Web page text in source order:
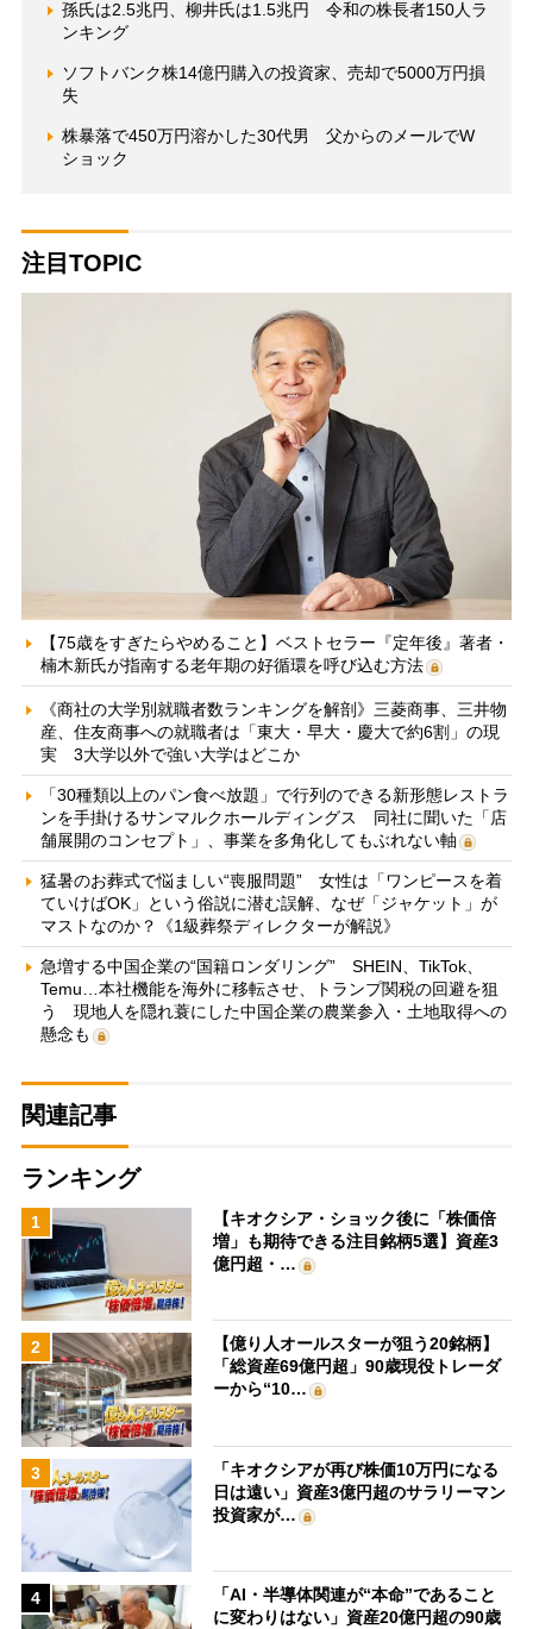
孫氏は2.5兆円、柳井氏は1.5兆円 令和の株長者150人ラ
ンキング
ソフトバンク株14億円購入の投資家、売却で5000万円損
失
株暴落で450万円溶かした30代男 父からのメールでW
ショック
注目TOPIC
【75歳をすぎたらやめること】ベストセラー『定年後』著者・
楠木新氏が指南する老年期の好循環を呼び込む方法
《商社の大学別就職者数ランキングを解剖》三菱商事、三井物
産、住友商事への就職者は「東大・早大・慶大で約6割」の現
実 3大学以外で強い大学はどこか
「30種類以上のパン食べ放題」で行列のできる新形態レストラ
ンを手掛けるサンマルクホールディングス 同社に聞いた「店
舗展開のコンセプト」、事業を多角化してもぶれない軸
猛暑のお葬式で悩ましい“喪服問題” 女性は「ワンピースを着
ていけばOK」という俗説に潜む誤解、なぜ「ジャケット」が
マストなのか？《1級葬祭ディレクターが解説》
急増する中国企業の“国籍ロンダリング” SHEIN、TikTok、
Temu…本社機能を海外に移転させ、トランプ関税の回避を狙
う 現地人を隠れ蓑にした中国企業の農業参入・土地取得への
懸念も
関連記事
ランキング
1
【キオクシア・ショック後に「株価倍
増」も期待できる注目銘柄5選】資産3
億円超・…
2
【億り人オールスターが狙う20銘柄】
「総資産69億円超」90歳現役トレーダ
ーから“10…
3
「キオクシアが再び株価10万円になる
日は遠い」資産3億円超のサラリーマン
投資家が…
4
「AI・半導体関連が“本命”であること
に変わりはない」資産20億円超の90歳